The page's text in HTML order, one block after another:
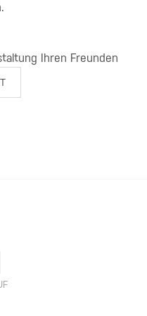
Ihren Freunden